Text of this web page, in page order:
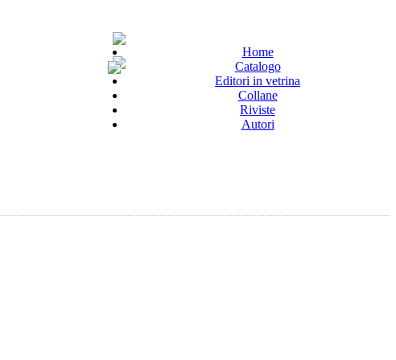
Home
Catalogo
Editori in vetrina
Collane
Riviste
Autori